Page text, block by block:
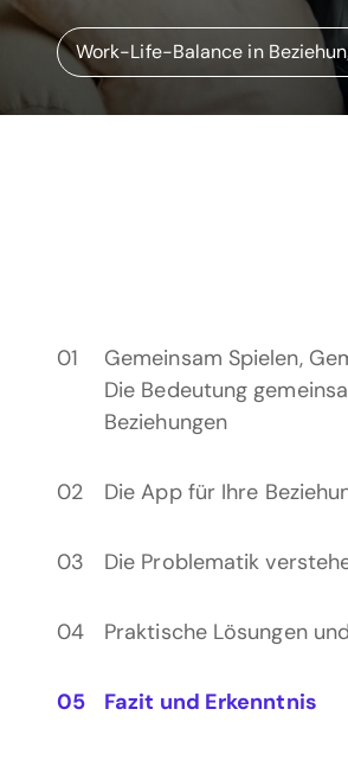
Work-Life-Balance in
Gemeinsam Spielen,
Die Bedeutung
Beziehungen
Die App für Ihre
Die Problematik
Praktische Lösungen
Fazit und Erkenntnis